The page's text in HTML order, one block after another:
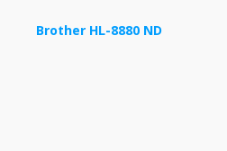
Brother HL-8880 ND